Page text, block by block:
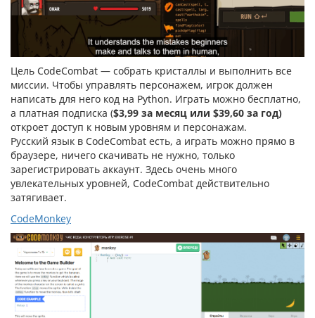
Цель CodeCombat — собрать кристаллы и выполнить все
миссии. Чтобы управлять персонажем, игрок должен
написать для него код на Python. Играть можно бесплатно,
а платная подписка ($3,99 за месяц или $39,60 за год)
откроет доступ к новым уровням и персонажам.
Русский язык в CodeCombat есть, а играть можно прямо в
браузере, ничего скачивать не нужно, только
зарегистрировать аккаунт. Здесь очень много
увлекательных уровней, CodeCombat действительно
затягивает.
CodeMonkey